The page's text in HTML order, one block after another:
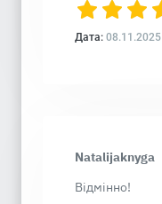
Дата: 08.11.2025
Natalijaknyga
Відмінно!